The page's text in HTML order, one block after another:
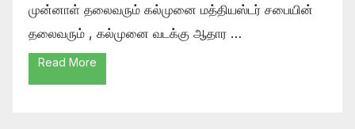
முன்னாள் தலைவரும் கல்முனை மத்தியஸ்டர் சபையின்
தலைவரும் , கல்முனை வடக்கு ஆதார …
Read More